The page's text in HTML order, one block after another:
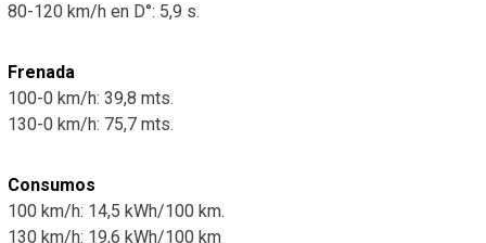
80-120 km/h en D°: 5,9 s.
Frenada
100-0 km/h: 39,8 mts.
130-0 km/h: 75,7 mts.
Consumos
100 km/h: 14,5 kWh/100 km.
130 km/h: 19,6 kWh/100 km